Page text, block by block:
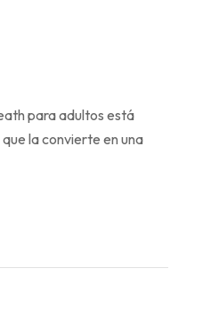
para adultos está
la convierte en una